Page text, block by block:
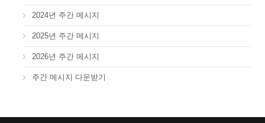
2024년 주간 메시지
2025년 주간 메시지
2026년 주간 메시지
주간 메시지 다운받기